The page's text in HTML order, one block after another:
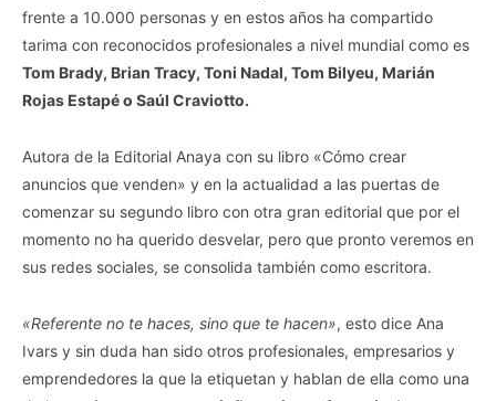
frente a 10.000 personas y en estos años ha compartido
tarima con reconocidos profesionales a nivel mundial como es
Tom Brady, Brian Tracy, Toni Nadal, Tom Bilyeu, Marián
Rojas Estapé o Saúl Craviotto.
Autora de la Editorial Anaya con su libro «Cómo crear
anuncios que venden» y en la actualidad a las puertas de
comenzar su segundo libro con otra gran editorial que por el
momento no ha querido desvelar, pero que pronto veremos en
sus redes sociales, se consolida también como escritora.
«Referente no te haces, sino que te hacen», esto dice Ana
Ivars y sin duda han sido otros profesionales, empresarios y
emprendedores la que la etiquetan y hablan de ella como una